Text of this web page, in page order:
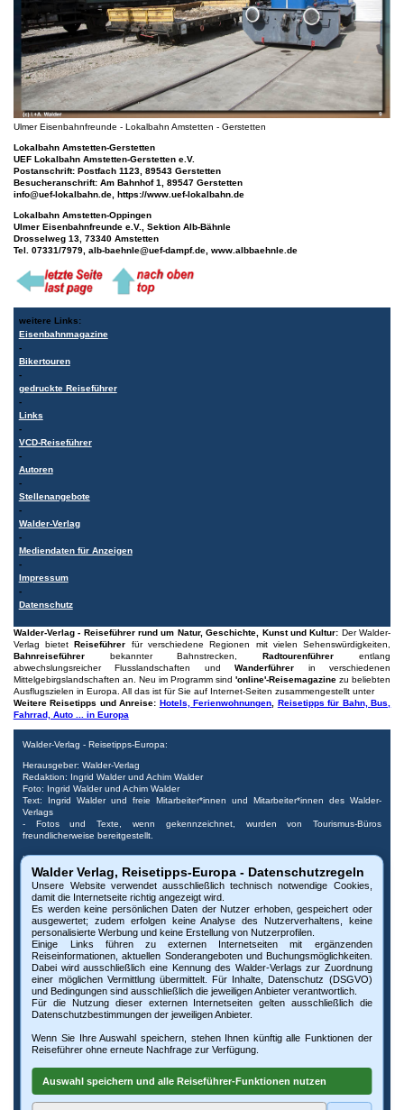
Ulmer Eisenbahnfreunde - Lokalbahn Amstetten - Gerstetten
Lokalbahn Amstetten-Gerstetten
UEF Lokalbahn Amstetten-Gerstetten e.V.
Postanschrift: Postfach 1123, 89543 Gerstetten
Besucheranschrift: Am Bahnhof 1, 89547 Gerstetten
info@uef-lokalbahn.de, https://www.uef-lokalbahn.de
Lokalbahn Amstetten-Oppingen
Ulmer Eisenbahnfreunde e.V., Sektion Alb-Bähnle
Drosselweg 13, 73340 Amstetten
Tel. 07331/7979, alb-baehnle@uef-dampf.de, www.albbaehnle.de
weitere Links:
Eisenbahnmagazine
-
Bikertouren
-
gedruckte Reiseführer
-
Links
-
VCD-Reiseführer
-
Autoren
-
Stellenangebote
-
Walder-Verlag
-
Mediendaten für Anzeigen
-
Impressum
-
Datenschutz
Walder-Verlag - Reiseführer rund um Natur, Geschichte, Kunst und Kultur: Der Walder-
Verlag bietetReiseführer für verschiedene Regionen mit vielen Sehenswürdigkeiten,
Bahnreiseführerbekannter Bahnstrecken,Radtourenführer entlang
abwechslungsreicher Flusslandschaften undWanderführer in verschiedenen
Mittelgebirgslandschaften an. Neu im Programm sind'online'-Reisemagazine zu beliebten
Ausflugszielen in Europa. All das ist für Sie auf Internet-Seiten zusammengestellt unter
Weitere Reisetipps und Anreise: Hotels, Ferienwohnungen
Reisetipps für Bahn, Bus,
Fahrrad, Auto ... in Europa
Walder-Verlag - Reisetipps-Europa:
Herausgeber: Walder-Verlag
Redaktion: Ingrid Walder und Achim Walder
Foto: Ingrid Walder und Achim Walder
Text: Ingrid Walder und freie Mitarbeiter*innen und Mitarbeiter*innen des Walder-
Verlags
- Fotos und Texte, wenn gekennzeichnet, wurden von Tourismus-Büros
freundlicherweise bereitgestellt.
Urheberrecht: Bitte beachten Sie, dass alle Urheberrechte der Bilder und Dokumente
dieser Internetseite beim Walder-Verlag und den Fotografen liegen. Die Nutzung,
auch auszugsweise, ist nur mit vorheriger schriftlicher Genehmigung des Verlags oder
der Fotografen möglich. Die Veröffentlichung von Bildern und Texten auf nicht
autorisierten Internetseiten oder Druckerzeugnissen untersagen wir ausdrücklich. Bei
Missbrauch behalten wir uns rechtliche Schritte vor. Widerruf vorbehalten.
Impressum: © Walder-Verlag, Kreuztal,www.walder-verlag.de-e-Mail Walder-Verlag
ImpressumundAGB,
Diese Website verwendet technisch notwendige Cookies, damit die Internetseite
richtig angezeigt wird. Es erfolgt keine Analyse des Nutzerverhaltens, keine
personalisierte Werbung und keine Erstellung von Nutzerprofilen. Weitere Infos unter
Datenschutz
Sponsoring: Der Walder-Verlag bedankt sich bei allen Sponsoren und
Anzeigenkunden, die es ermöglichen, Ihnen diesen Reiseführer mit vielen Reisetipps
und Freizeitattraktionen zur Verfügung zu stellen. Hotel- und andere Anzeigen sind
grau hinterlegt. Der Walder-Verlag haftet nicht für die dargestellten Inhalte externer
Partner.Anzeigen sind grau hinterlegt
WEB-Beratung: Unsere Internetseite www.Reisetipps-Europa.de wird betreut und
unterstützt durch dieCorporate Meta Agentur
Walder Verlag, Reisetipps-Europa - Datenschutzregeln
Unsere Website verwendet ausschließlich technisch notwendige Cookies,
damit die Internetseite richtig angezeigt wird.
Es werden keine persönlichen Daten der Nutzer erhoben, gespeichert oder
ausgewertet; zudem erfolgen keine Analyse des Nutzerverhaltens, keine
personalisierte Werbung und keine Erstellung von Nutzerprofilen.
Einige Links führen zu externen Internetseiten mit ergänzenden
Reiseinformationen, aktuellen Sonderangeboten und Buchungsmöglichkeiten.
Dabei wird ausschließlich eine Kennung des Walder-Verlags zur Zuordnung
einer möglichen Vermittlung übermittelt. Für Inhalte, Datenschutz (DSGVO)
und Bedingungen sind ausschließlich die jeweiligen Anbieter verantwortlich.
Für die Nutzung dieser externen Internetseiten gelten ausschließlich die
Datenschutzbestimmungen der jeweiligen Anbieter.
Wenn Sie Ihre Auswahl speichern, stehen Ihnen künftig alle Funktionen der
Reiseführer ohne erneute Nachfrage zur Verfügung.
Auswahl speichern und alle Reiseführer-Funktionen nutzen